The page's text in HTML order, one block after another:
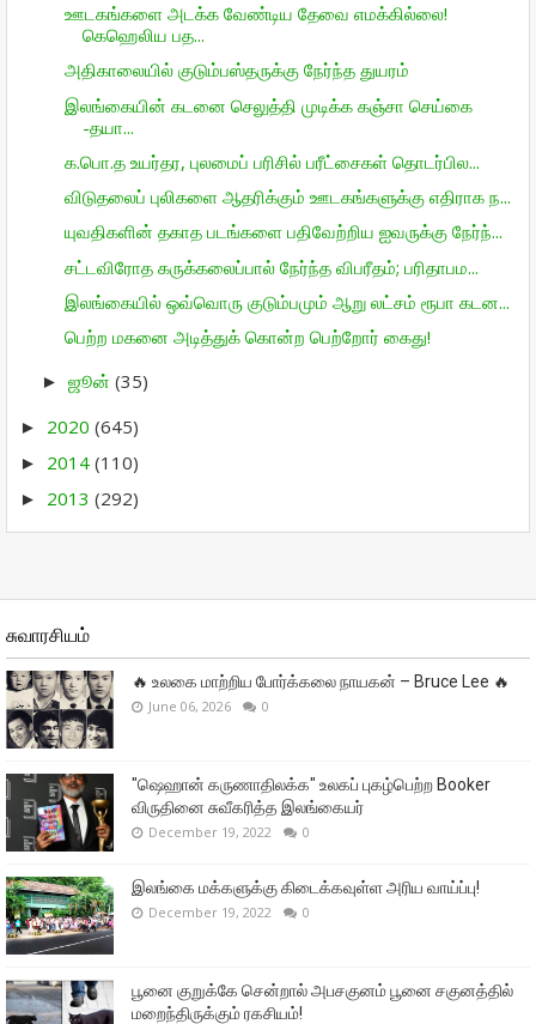
ஊடகங்களை அடக்க வேண்டிய தேவை எமக்கில்லை!
கெஹெலிய பத...
அதிகாலையில் குடும்பஸ்தருக்கு நேர்ந்த துயரம்
இலங்கையின் கடனை செலுத்தி முடிக்க கஞ்சா செய்கை
-தயா...
க.பொ.த உயர்தர, புலமைப் பரிசில் பரீட்சைகள் தொடர்பில...
விடுதலைப் புலிகளை ஆதரிக்கும் ஊடகங்களுக்கு எதிராக ந...
யுவதிகளின் தகாத படங்களை பதிவேற்றிய ஐவருக்கு நேர்ந்...
சட்டவிரோத கருக்கலைப்பால் நேர்ந்த விபரீதம்; பரிதாபம...
இலங்கையில் ஒவ்வொரு குடும்பமும் ஆறு லட்சம் ரூபா கடன...
பெற்ற மகனை அடித்துக் கொன்ற பெற்றோர் கைது!
► ஜூன் (35)
► 2020 (645)
► 2014 (110)
► 2013 (292)
சுவாரசியம்
🔥 உலகை மாற்றிய போர்க்கலை நாயகன் – Bruce Lee 🔥
June 06, 2026 0
"ஷெஹான் கருணாதிலக்க" உலகப் புகழ்பெற்ற Booker
விருதினை சுவீகரித்த இலங்கையர்
December 19, 2022 0
இலங்கை மக்களுக்கு கிடைக்கவுள்ள அரிய வாய்ப்பு!
December 19, 2022 0
பூனை குறுக்கே சென்றால் அபசகுனம் பூனை சகுனத்தில்
மறைந்திருக்கும் ரகசியம்!